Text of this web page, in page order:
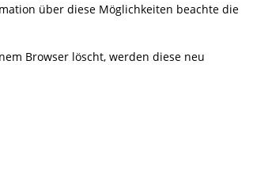
über diese Möglichkeiten beachte die
Browser löscht, werden diese neu